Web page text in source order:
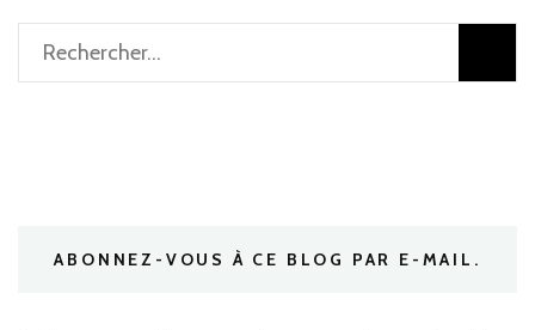
Rechercher :
ABONNEZ-VOUS À CE BLOG PAR E-MAIL.